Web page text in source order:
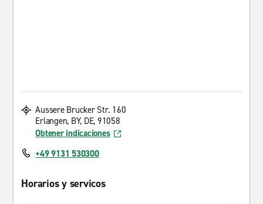
Aussere Brucker Str. 160
Erlangen, BY, DE, 91058
Obtener indicaciones
+49 9131 530300
Horarios y servicos